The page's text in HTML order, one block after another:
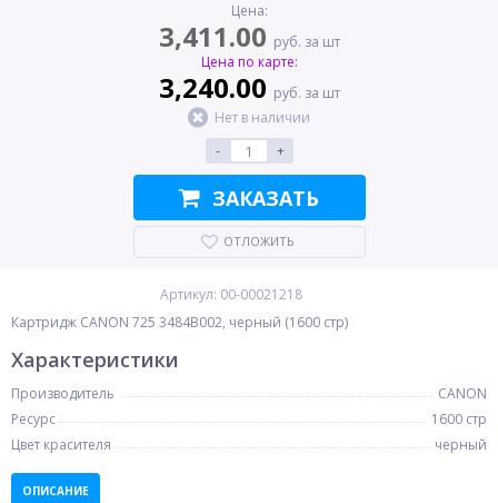
Цена:
3,411.00 руб. за шт
Цена по карте:
3,240.00 руб. за шт
Нет в наличии
-
+
ЗАКАЗАТЬ
ОТЛОЖИТЬ
Артикул: 00-00021218
Картридж CANON 725 3484B002, черный (1600 стр)
Характеристики
Производитель
CANON
Ресурс
1600 стр
Цвет красителя
черный
ОПИСАНИЕ